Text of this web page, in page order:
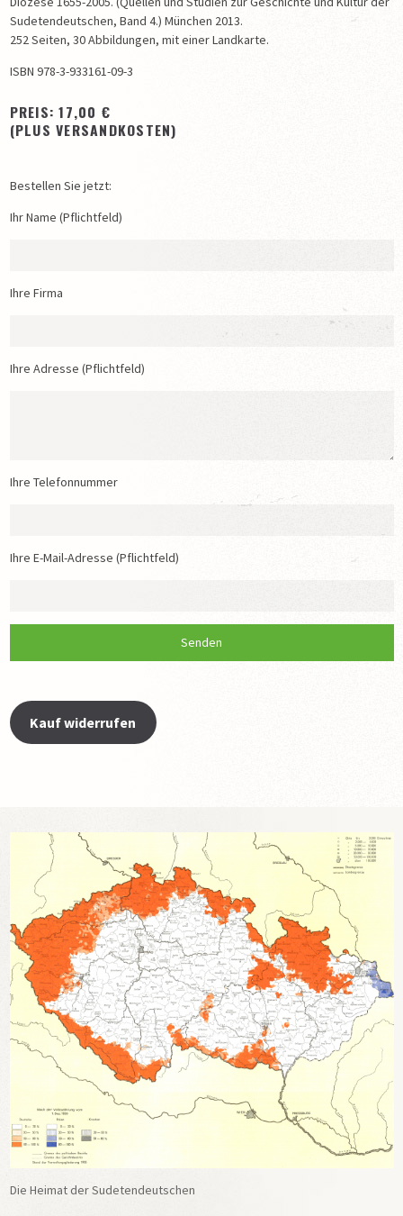
TRANSPORTLISTEN DER VERTREIBUNG 1946
SPENDEN
DATENSCHUTZ
Sudetendeutschen, Band 4.) München 2013.
252 Seiten, 30 Abbildungen, mit einer Landkarte.
ISBN 978-3-933161-09-3
PREIS: 17,00 €
(PLUS VERSANDKOSTEN)
Bestellen Sie jetzt:
Ihr Name (Pflichtfeld)
Ihre Firma
Ihre Adresse (Pflichtfeld)
Ihre Telefonnummer
Ihre E-Mail-Adresse (Pflichtfeld)
Kauf widerrufen
Die Heimat der Sudetendeutschen